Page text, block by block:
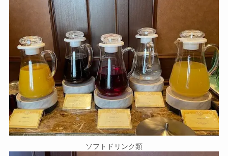
ソフトドリンク類